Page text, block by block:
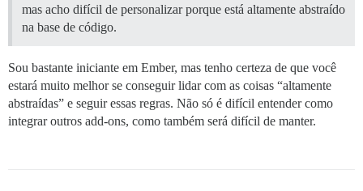
mas acho difícil de personalizar porque está altamente abstraído
na base de código.
Sou bastante iniciante em Ember, mas tenho certeza de que você
estará muito melhor se conseguir lidar com as coisas “altamente
abstraídas” e seguir essas regras. Não só é difícil entender como
integrar outros add-ons, como também será difícil de manter.